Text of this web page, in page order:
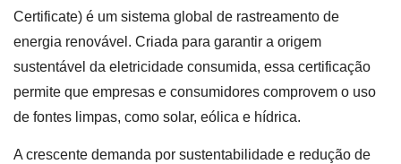
Certificate) é um sistema global de rastreamento de
energia renovável. Criada para garantir a origem
sustentável da eletricidade consumida, essa certificação
permite que empresas e consumidores comprovem o uso
de fontes limpas, como solar, eólica e hídrica.
A crescente demanda por sustentabilidade e redução de